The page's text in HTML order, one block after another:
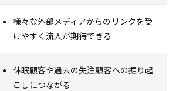
様々な外部メディアからのリンクを受
けやすく流入が期待できる
休眠顧客や過去の失注顧客への掘り起
こしにつながる